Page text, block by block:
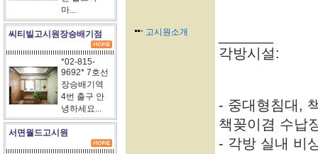
마...
씨티빌고시원장승배기점
*02-815-
9692* 7호선
장승배기역
4번 출구 안
녕하세요...
서면월드고시원
고시원소개
각방시설:
- 중대형침대,
책꽂이겸 수납
- 각방 실내 비